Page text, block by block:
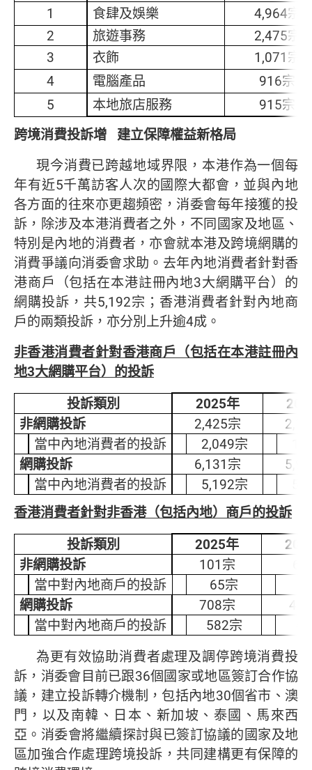
1
食肆及娛樂
4,964宗
2
旅遊事務
2,475宗
3
衣飾
1,071宗
4
電腦產品
916宗
5
本地旅店服務
915宗
跨境消費投訴增 建立保障權益新格局
現今消費已跨越地域界限，本港作為一個每
年有近5千萬訪客人次的國際大都會，並與內地
各方面的往來亦更趨頻密，消委會每年接獲的投
訴，除涉及本港消費者之外，不同國家及地區、
特別是內地的消費者，亦會就本港及跨境網購的
消費爭議向消委會求助。去年內地消費者針對香
港商戶（包括在本港註冊內地3大網購平台）的
網購投訴，共5,192宗；香港消費者針對內地商
戶的兩類投訴，亦分別上升逾4成。
非香港消費者針對香港商戶（包括在本港註冊內
地3大網購平台）的投訴
投訴類別
2025年
非網購投訴
2,425宗
當中內地消費者的投訴
2,049宗
網購投訴
6,131宗
當中內地消費者的投訴
5,192宗
香港消費者針對非香港（包括內地）商戶的投訴
投訴類別
2025年
非網購投訴
101宗
當中對內地商戶的投訴
65宗
網購投訴
708宗 479
當中對內地商戶的投訴
582宗
為更有效協助消費者處理及調停跨境消費投
訴，消委會目前已跟36個國家或地區簽訂合作協
議，建立投訴轉介機制，包括內地30個省市、澳
門，以及南韓、日本、新加坡、泰國、馬來西
亞。消委會將繼續探討與已簽訂協議的國家及地
區加強合作處理跨境投訴，共同建構更有保障的